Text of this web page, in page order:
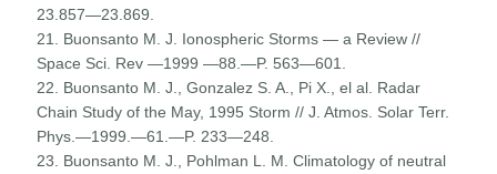
23.857—23.869.
21. Buonsanto M. J. Ionospheric Storms — a Review //
Space Sci. Rev —1999 —88.—P. 563—601.
22. Buonsanto M. J., Gonzalez S. A., Pi X., el al. Radar
Chain Study of the May, 1995 Storm // J. Atmos. Solar Terr.
Phys.—1999.—61.—P. 233—248.
23. Buonsanto M. J., Pohlman L. M. Climatology of neutral